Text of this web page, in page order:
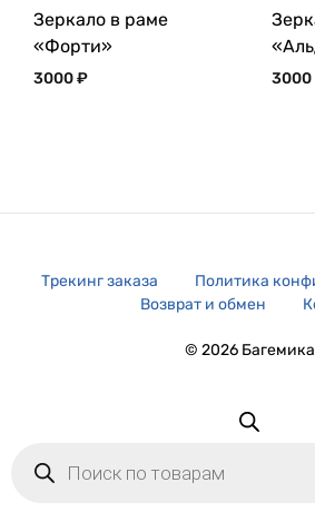
Зеркало в раме
«Форти»
3000₽ 3000
© 2026 Багемика
Трекинг заказа
Политика
Возврат и обмен
товаров